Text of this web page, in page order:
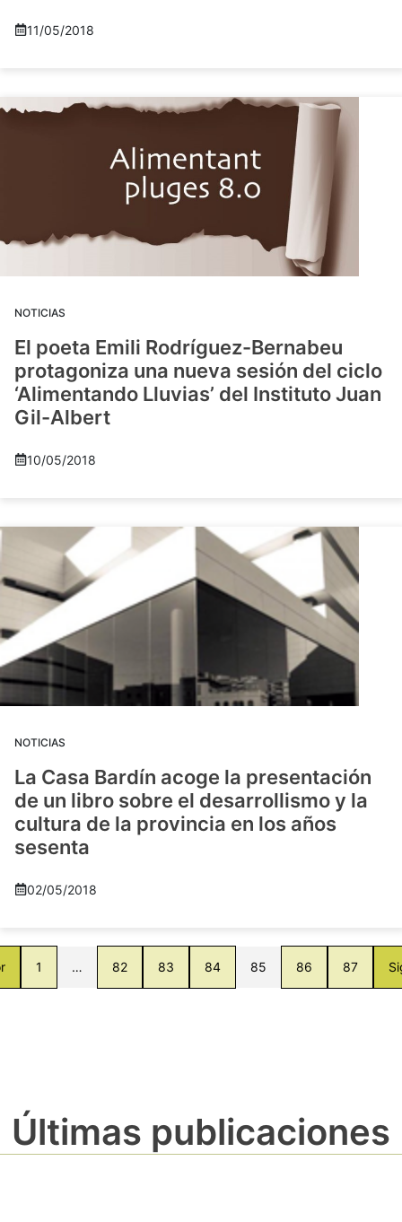
11/05/2018
NOTICIAS
El poeta Emili Rodríguez-Bernabeu
protagoniza una nueva sesión del ciclo
‘Alimentando Lluvias’ del Instituto Juan
Gil-Albert
10/05/2018
NOTICIAS
La Casa Bardín acoge la presentación
de un libro sobre el desarrollismo y la
cultura de la provincia en los años
sesenta
02/05/2018
1 … 82 83 84 85 86 87
Últimas publicaciones